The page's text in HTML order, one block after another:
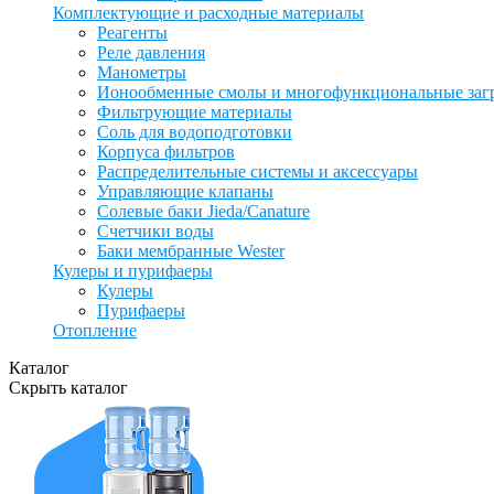
Комплектующие и расходные материалы
Реагенты
Реле давления
Манометры
Ионообменные смолы и многофункциональные
Фильтрующие материалы
Соль для водоподготовки
Корпуса фильтров
Распределительные системы и аксессуары
Управляющие клапаны
Солевые баки Jieda/Canature
Счетчики воды
Баки мембранные Wester
Кулеры и пурифаеры
Кулеры
Пурифаеры
Отопление
Каталог
Скрыть каталог